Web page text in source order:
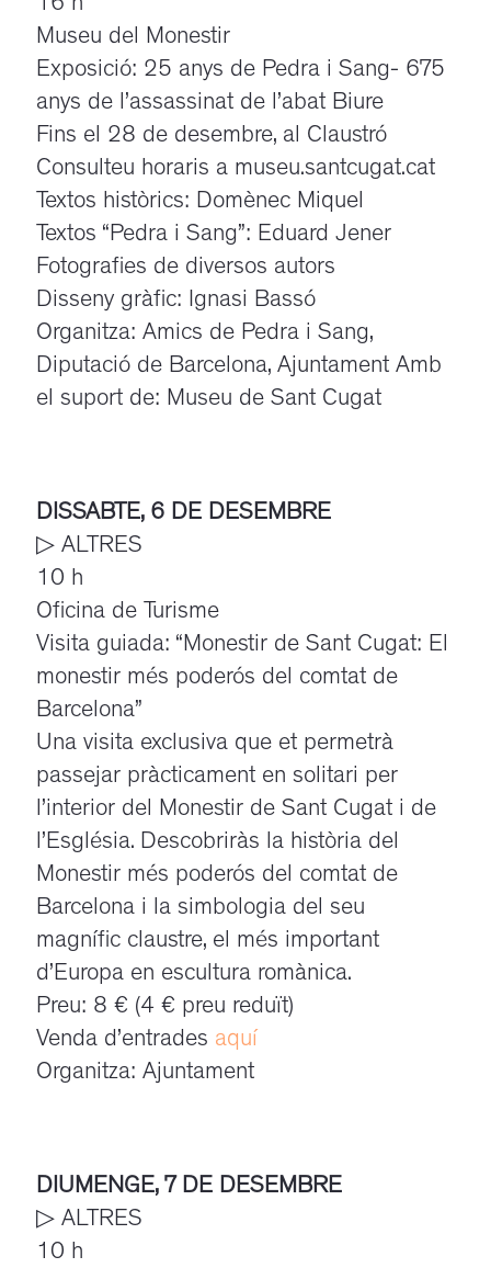
16 h
Museu del Monestir
Exposició: 25 anys de Pedra i Sang- 675
anys de l’assassinat de l’abat Biure
Fins el 28 de desembre, al Claustró
Consulteu horaris a museu.santcugat.cat
Textos històrics: Domènec Miquel
Textos “Pedra i Sang”: Eduard Jener
Fotografies de diversos autors
Disseny gràfic: Ignasi Bassó
Organitza: Amics de Pedra i Sang,
Diputació de Barcelona, Ajuntament Amb
el suport de: Museu de Sant Cugat
DISSABTE, 6 DE DESEMBRE
▷ ALTRES
10 h
Oficina de Turisme
Visita guiada: “Monestir de Sant Cugat: El
monestir més poderós del comtat de
Barcelona”
Una visita exclusiva que et permetrà
passejar pràcticament en solitari per
l’interior del Monestir de Sant Cugat i de
l’Església. Descobriràs la història del
Monestir més poderós del comtat de
Barcelona i la simbologia del seu
magnífic claustre, el més important
d’Europa en escultura romànica.
Preu: 8 € (4 € preu reduït)
Venda d’entrades aquí
Organitza: Ajuntament
DIUMENGE, 7 DE DESEMBRE
▷ ALTRES
10 h